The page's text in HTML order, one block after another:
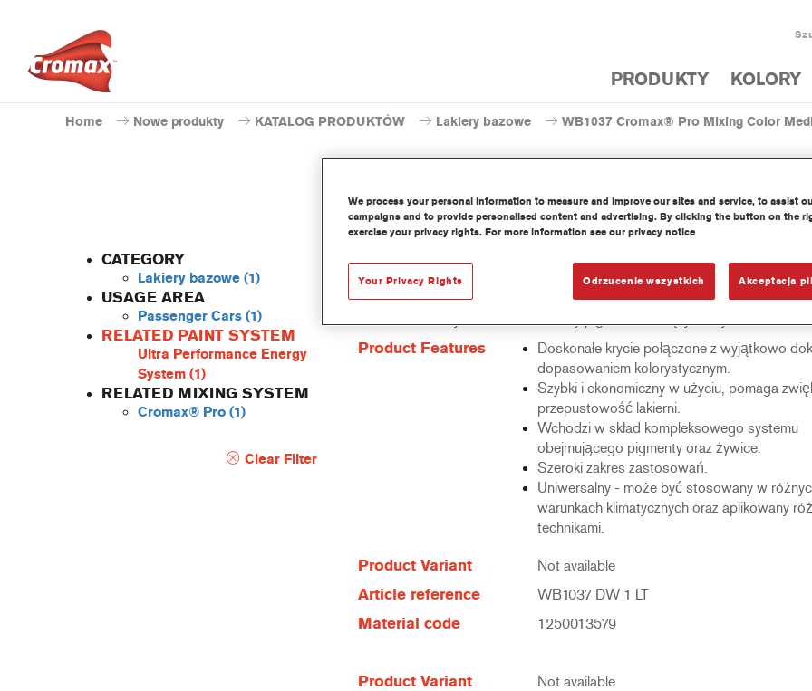
PRODUKTY KOLORY
Home Nowe produkty KATALOG PRODUKTÓW Lakiery bazowe WB1037 Cromax® Pro Mixing Color
CATEGORY
Lakiery bazowe (1)
USAGE AREA
Passenger Cars (1)
RELATED PAINT SYSTEM
Ultra Performance Energy
System (1)
RELATED MIXING SYSTEM
Cromax® Pro (1)
Clear Filter
WB1037 Cromax® Pro Mixing
Product Features
Doskonałe krycie połączone z wyjątkowo
dopasowaniem kolorystycznym.
Szybki i ekonomiczny w użyciu, pomaga
przepustowość lakierni.
Wchodzi w skład kompleksowego systemu
obejmującego pigmenty oraz żywice.
Szeroki zakres zastosowań.
Uniwersalny - może być stosowany w
warunkach klimatycznych oraz aplikowany
technikami.
Product Variant Not available
Article reference WB1037 DW 1 LT
Material code 1250013579
Product Variant Not available
We process your personal information to measure and improve our sites and service, to assist
campaigns and to provide personalised content and advertising. By clicking the button on the
exercise your privacy rights. For more information see our privacy notice
Odrzucenie wszystkich Akceptacja
Your Privacy Rights